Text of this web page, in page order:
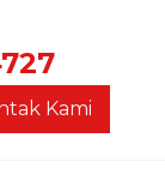
Kami